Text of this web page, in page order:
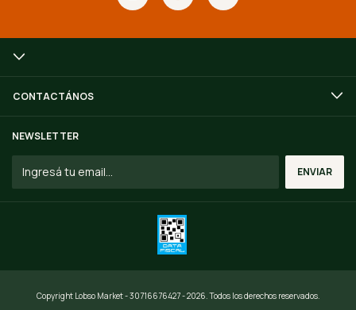
CONTACTÁNOS
NEWSLETTER
Copyright Lobso Market - 30716676427 - 2026. Todos los derechos reservados.